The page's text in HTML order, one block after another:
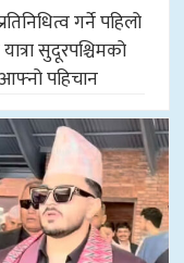
गर्ने पहिलो
सुदूरपश्चिमको
आफ्नो पहिचान